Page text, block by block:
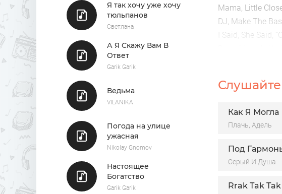
Я так хочу уже хочу
тюльпанов
Светлана
А Я Скажу Вам В
Ответ
Garik Garik
Ведьма
VILANIKA
Погода на улице
ужасная
Nikolay Gnomov
Настоящее
Богатство
Garik Garik
Mama, Little
DJ, Make The
I Said, She Said,
Now Lose
We Don’t Stop No
Слушайте
Как Я Могла
Плачь, Адель
Под
Серый И Душа
Rrak Tak